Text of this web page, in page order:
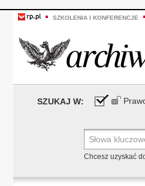
SZKOLENIA I KONFERENCJE
SZUKAJ W:
Chcesz uzyskać